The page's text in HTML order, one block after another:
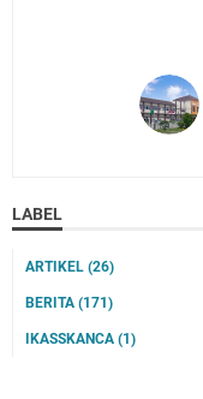
LABEL
ARTIKEL (26)
BERITA (171)
IKASSKANCA (1)